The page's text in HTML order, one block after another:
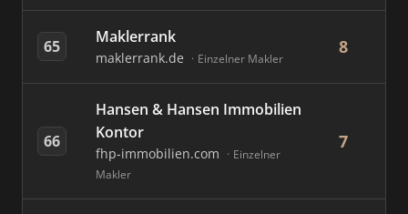
65 Maklerrank
maklerrank.de Einzelner Makler
8
66
Hansen & Hansen Immobilien
Kontor
fhp-immobilien.com
Einzelner
Makler
7